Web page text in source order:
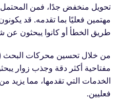
تحويل منخفض جدًا، فمن
مهتمين فعليًا بما تقدمه. قد
طريق الخطأ أو كانوا يبحثون
من خلال تحسين محركات البحث
مفتاحية أكثر دقة وجذب زوار
الخدمات التي تقدمها، مما يزيد
فعليين.